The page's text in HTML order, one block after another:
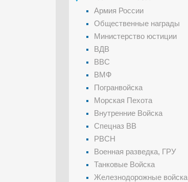
Армия России
Общественные награды
Министерство юстиции
ВДВ
ВВС
ВМФ
Погранвойска
Морская Пехота
Внутренние Войска
Спецназ ВВ
РВСН
Военная разведка, ГРУ
Танковые Войска
Железнодорожные войска